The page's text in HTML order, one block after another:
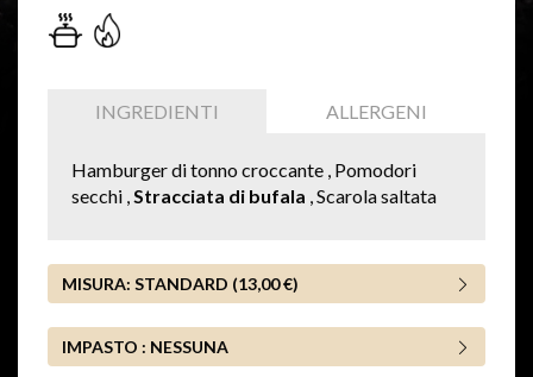
INGREDIENTI ALLERGENI
Hamburger di tonno croccante , Pomodori
secchi , Stracciata di bufala , Scarola saltata
MISURA: STANDARD (13,00 €)
IMPASTO : NESSUNA